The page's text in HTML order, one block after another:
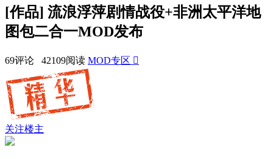
[作品] 流浪浮萍剧情战役+非洲太平洋地
图包二合一MOD发布
69评论 42109阅读 MOD专区 
关注楼主